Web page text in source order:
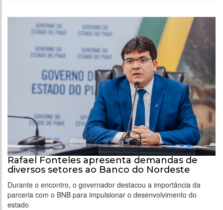
Rafael Fonteles apresenta demandas de
diversos setores ao Banco do Nordeste
Durante o encontro, o governador destacou a importância da
parceria com o BNB para impulsionar o desenvolvimento do
estado